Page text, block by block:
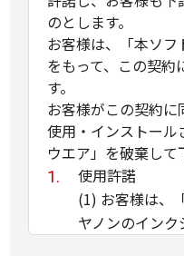
のとします。
お客様は、「本ソ
をもって、この契約
す。
お客様がこの契約
使用・インストール
ウエア」を破棄して
使用許諾
(1) お客様は、
ヤノンのイン